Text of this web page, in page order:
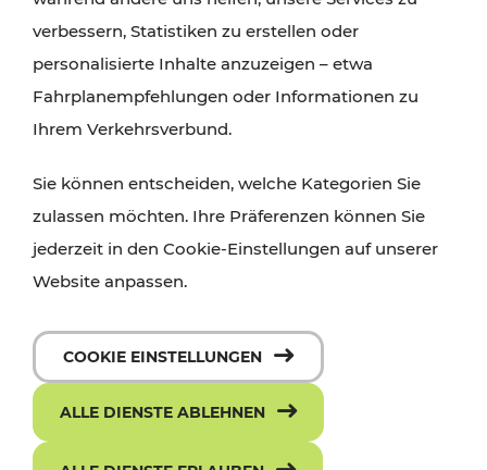
verbessern, Statistiken zu erstellen oder
personalisierte Inhalte anzuzeigen – etwa
Fahrplanempfehlungen oder Informationen zu
Ihrem Verkehrsverbund.
Sie können entscheiden, welche Kategorien Sie
zulassen möchten. Ihre Präferenzen können Sie
jederzeit in den Cookie-Einstellungen auf unserer
Website anpassen.
COOKIE EINSTELLUNGEN
ALLE DIENSTE ABLEHNEN